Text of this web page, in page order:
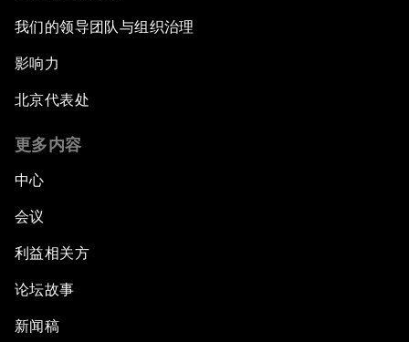
我们的领导团队与组织治理
影响力
北京代表处
更多内容
中心
会议
利益相关方
论坛故事
新闻稿